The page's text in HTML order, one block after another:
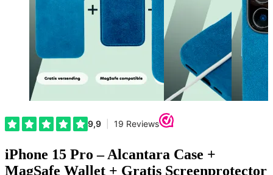
iPhone 15 Pro – Alcantara Case +
MagSafe Wallet + Gratis Screenprotector